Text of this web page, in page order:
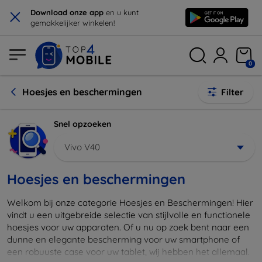
× Download onze app en u kunt
gemakkelijker winkelen!
0
Hoesjes en beschermingen Filter
Snel opzoeken
Vivo V40
Hoesjes en beschermingen
Welkom bij onze categorie Hoesjes en Beschermingen! Hier
vindt u een uitgebreide selectie van stijlvolle en functionele
hoesjes voor uw apparaten. Of u nu op zoek bent naar een
dunne en elegante bescherming voor uw smartphone of
een robuuste case voor uw tablet, wij hebben het allemaal.